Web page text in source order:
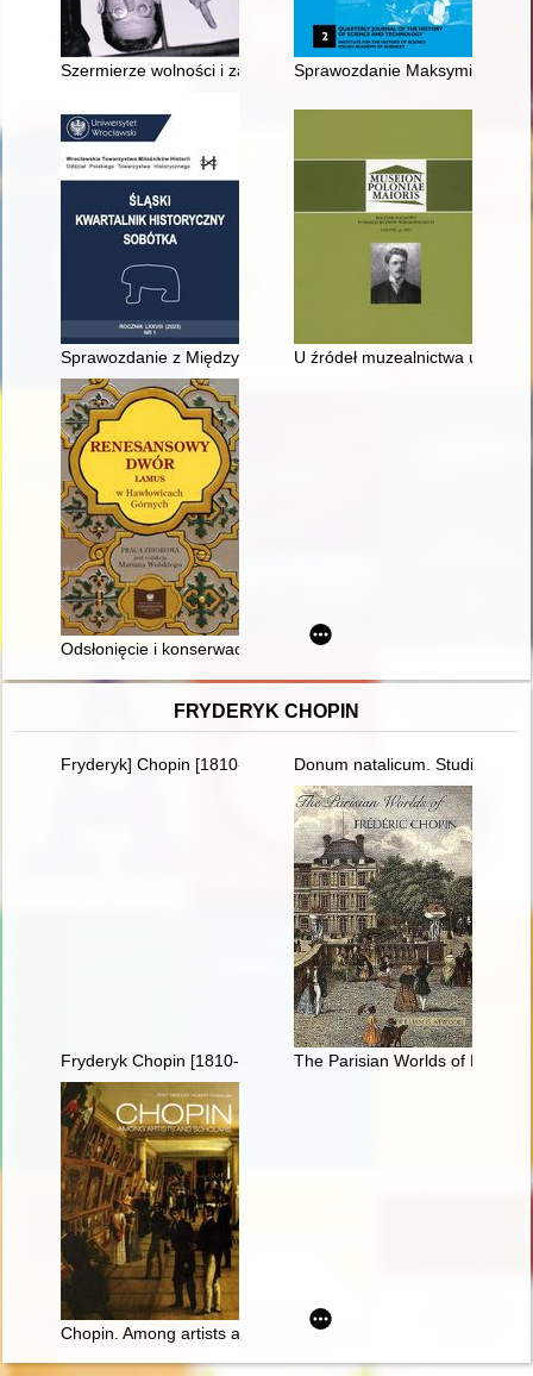
Szermierze wolności i zakładnicy imperium : emigracyjny
Sprawozdanie Maksymiliana
Sprawozdanie z Międzynarodowej Konferencji Naukowej
U źródeł muzealnictwa
Odsłonięcie i konserwacja malowideł ściennych w sali
FRYDERYK CHOPIN
Fryderyk] Chopin [1810-1849] i George Sand [1804-1876]
Donum natalicum. Studia
Fryderyk Chopin [1810-1849] The Parisian Worlds of
Chopin. Among artists and scholars